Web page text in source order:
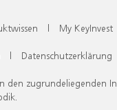
| My KeyInvest
| Datenschutzerklärung
zugrundeliegenden